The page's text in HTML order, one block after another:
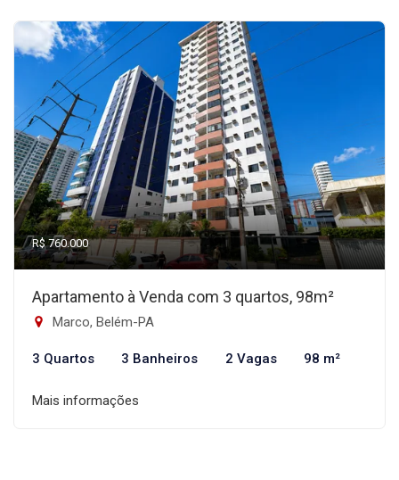
R$ 760.000
Apartamento à Venda com 3 quartos, 98m²
Marco, Belém-PA
3 Quartos 3 Banheiros 2 Vagas 98 m²
Mais informações